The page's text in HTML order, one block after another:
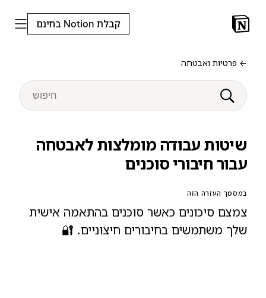
קבלת Notion בחינם
← פרטיות ואבטחה
שיטות עבודה מומלצות לאבטחה
עבור חיבורי סוכנים
במסמך העזרה הזה
צמצם סיכונים כאשר סוכנים בהתאמה אישית
שלך משתמשים בחיבורים חיצוניים. 🔐